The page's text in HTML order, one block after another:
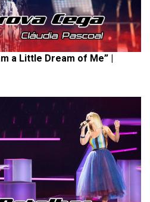
a Little Dream of Me” |